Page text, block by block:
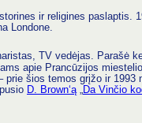
ir religines paslaptis.
Londone.
TV vedėjas. Parašė
apie Prancūzijos
šios temos grįžo ir 1993
D. Brown‘ą Da Vinčio